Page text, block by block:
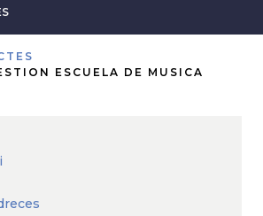
ESCUELA DE MUSICA